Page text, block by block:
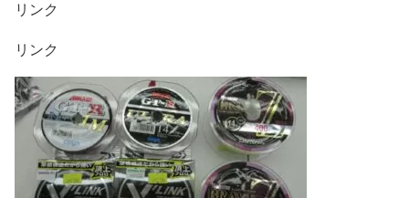
リンク
リンク